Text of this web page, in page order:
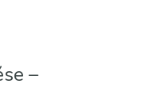
–